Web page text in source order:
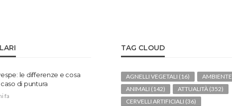
le differenze e cosa
di puntura
fa
TAG CLOUD
AGNELLI VEGETALI (16) AMBIENTE
ANIMALI (142) ATTUALITÀ (352)
CERVELLI ARTIFICIALI (36)